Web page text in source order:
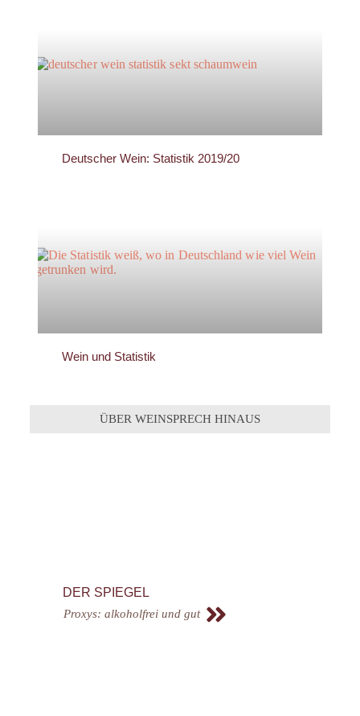
Deutscher Wein: Statistik 2019/20
Wein und Statistik
ÜBER WEINSPRECH HINAUS
DER SPIEGEL
Proxys: alkoholfrei und gut